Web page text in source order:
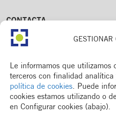
GESTIONAR
Le informamos que utilizamos
terceros con finalidad
política de cookies. Puede
cookies estamos utilizando o
en Configurar cookies (abajo).
CONTACTA
Av. Dr. Fleming, 15,
2n. 1a
T. 973 245 133
M. 672 018 236